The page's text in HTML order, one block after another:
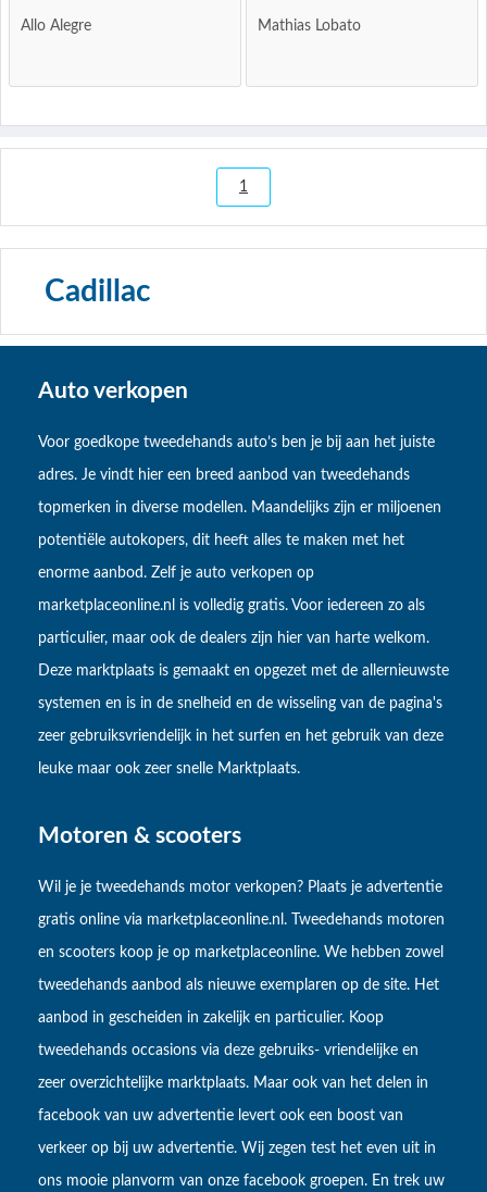
Allo Alegre Mathias Lobato
1
Cadillac
Auto verkopen
Voor goedkope tweedehands auto’s ben je bij aan het juiste
adres. Je vindt hier een breed aanbod van tweedehands
topmerken in diverse modellen. Maandelijks zijn er miljoenen
potentiële autokopers, dit heeft alles te maken met het
enorme aanbod. Zelf je auto verkopen op
marketplaceonline.nl is volledig gratis. Voor iedereen zo als
particulier, maar ook de dealers zijn hier van harte welkom.
Deze marktplaats is gemaakt en opgezet met de allernieuwste
systemen en is in de snelheid en de wisseling van de pagina's
zeer gebruiksvriendelijk in het surfen en het gebruik van deze
leuke maar ook zeer snelle Marktplaats.
Motoren & scooters
Wil je je tweedehands motor verkopen? Plaats je advertentie
gratis online via marketplaceonline.nl. Tweedehands motoren
en scooters koop je op marketplaceonline. We hebben zowel
tweedehands aanbod als nieuwe exemplaren op de site. Het
aanbod in gescheiden in zakelijk en particulier. Koop
tweedehands occasions via deze gebruiks- vriendelijke en
zeer overzichtelijke marktplaats. Maar ook van het delen in
facebook van uw advertentie levert ook een boost van
verkeer op bij uw advertentie. Wij zegen test het even uit in
ons mooie planvorm van onze facebook groepen. En trek uw